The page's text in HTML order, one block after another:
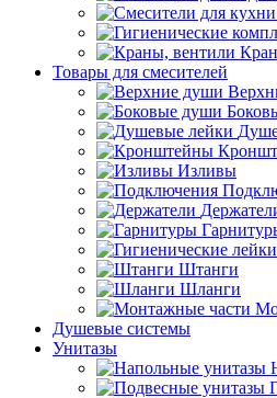
Товары для смесителей
Изливы
Штанги
Шланги
Душевые системы
Унитазы